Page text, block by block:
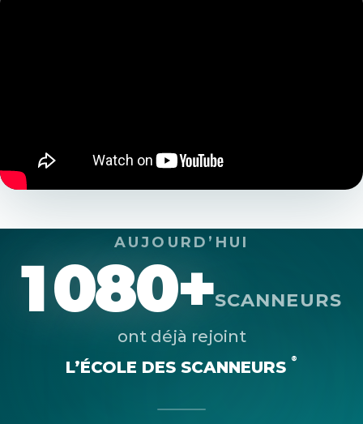
AUJOURD’HUI
1 080+SCANNEURS
ont déjà rejoint
L’ÉCOLE DES SCANNEURS
®